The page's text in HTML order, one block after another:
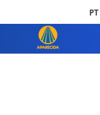
PT